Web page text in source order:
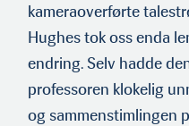
kameraoverførte
Hughes tok oss enda
endring. Selv hadde
profes­soren klokelig
og sammenstimlingen